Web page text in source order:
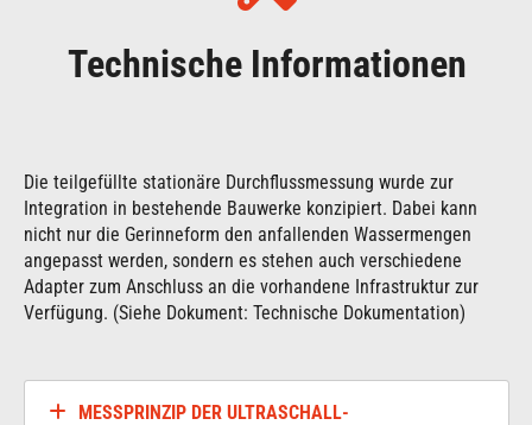
Technische Informationen
Die teilgefüllte stationäre Durchflussmessung wurde zur
Integration in bestehende Bauwerke konzipiert. Dabei kann
nicht nur die Gerinneform den anfallenden Wassermengen
angepasst werden, sondern es stehen auch verschiedene
Adapter zum Anschluss an die vorhandene Infrastruktur zur
Verfügung. (Siehe Dokument: Technische Dokumentation)
MESSPRINZIP DER ULTRASCHALL-